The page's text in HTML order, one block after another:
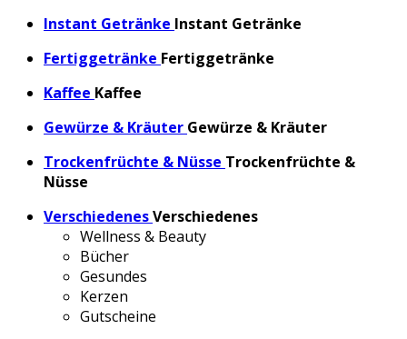
Instant Getränke Instant Getränke
Fertiggetränke Fertiggetränke
Kaffee Kaffee
Gewürze & Kräuter Gewürze & Kräuter
Trockenfrüchte & Nüsse Trockenfrüchte &
Nüsse
VerschiedenesVerschiedenes
Wellness & Beauty
Bücher
Gesundes
Kerzen
Gutscheine